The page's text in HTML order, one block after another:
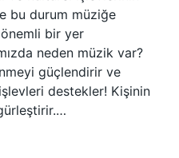
bu durum müziğe
bir yer
neden müzik var?
güçlendirir ve
destekler! Kişinin